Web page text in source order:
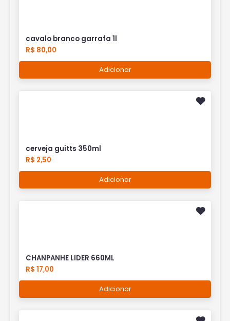
cavalo branco garrafa 1l
R$ 80,00
Adicionar
cerveja guitts 350ml
R$ 2,50
Adicionar
CHANPANHE LIDER 660ML
R$ 17,00
Adicionar